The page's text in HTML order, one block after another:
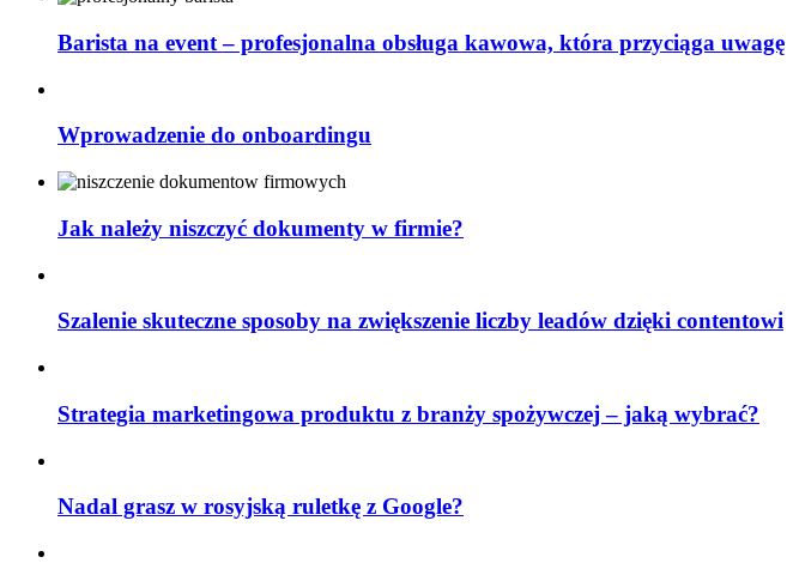
Barista na event – profesjonalna obsługa kawowa, która przyciąga uwagę
Wprowadzenie do onboardingu
Jak należy niszczyć dokumenty w firmie?
Szalenie skuteczne sposoby na zwiększenie liczby leadów dzięki contentowi
Strategia marketingowa produktu z branży spożywczej – jaką wybrać?
Nadal grasz w rosyjską ruletkę z Google?